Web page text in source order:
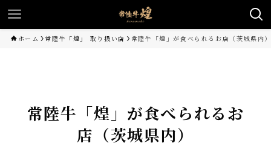
ホーム 常陸牛「煌」 取り扱い店 常陸牛「煌」が食べられるお店（茨城県内）
常陸牛「煌」が食べられるお
店（茨城県内）